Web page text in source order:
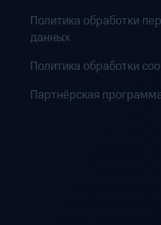
Политика обработки
данных
Политика обработки
Партнёрская